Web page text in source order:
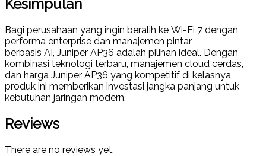
Kesimpulan
Bagi perusahaan yang ingin beralih ke Wi-Fi 7 dengan
performa enterprise dan manajemen pintar
berbasis AI Juniper AP36 adalah pilihan ideal. Dengan
kombinasi teknologi terbaru , manajemen cloud cerdas,
dan harga Juniper AP36 yang kompetitif di kelasnya,
produk ini memberikan investasi jangka panjang untuk
kebutuhan jaringan modern.
Reviews
There are no reviews yet.